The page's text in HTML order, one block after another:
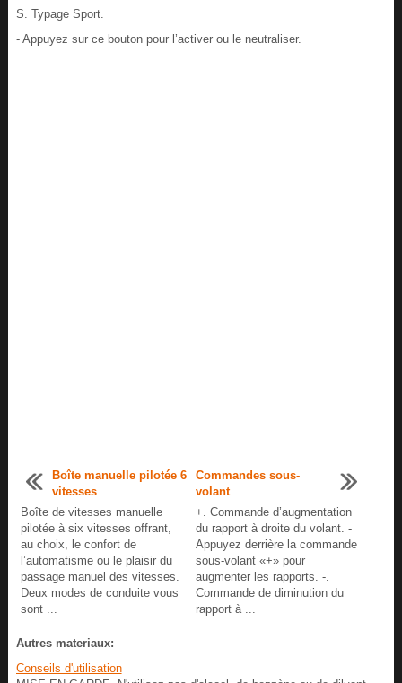
S. Typage Sport.
- Appuyez sur ce bouton pour l’activer ou le neutraliser.
Boîte manuelle pilotée 6
vitesses
Boîte de vitesses manuelle
pilotée à six vitesses offrant,
au choix, le confort de
l’automatisme ou le plaisir du
passage manuel des vitesses.
Deux modes de conduite vous
sont ...
Commandes sous-
volant
+. Commande d’augmentation
du rapport à droite du volant. -
Appuyez derrière la commande
sous-volant «+» pour
augmenter les rapports. -.
Commande de diminution du
rapport à ...
Autres materiaux:
Conseils d'utilisation